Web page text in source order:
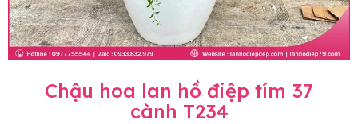
Chậu hoa lan hồ điệp tím 37
cành T234